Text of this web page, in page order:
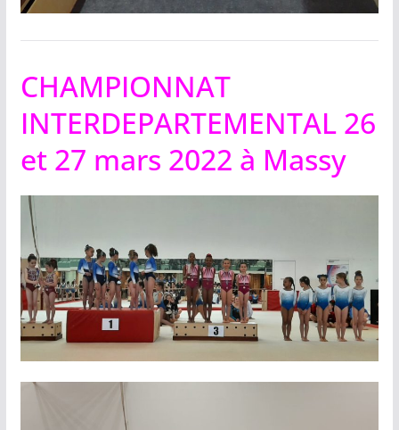
CHAMPIONNAT
INTERDEPARTEMENTAL 26
et 27 mars 2022 à Massy